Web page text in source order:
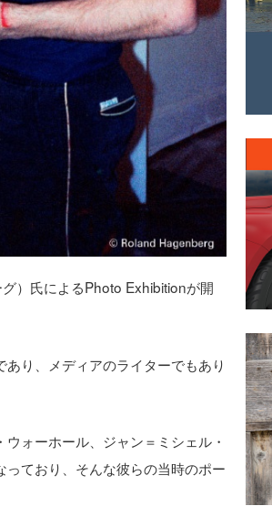
）氏によるPhoto Exhibitionが開
り、メディアのライターでもあり
ォーホール、ジャン＝ミシェル・
ており、そんな彼らの当時のポー